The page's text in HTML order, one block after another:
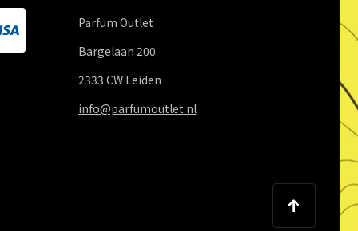
Parfum Outlet
Bargelaan 200
2333 CW Leiden
info@parfumoutlet.nl